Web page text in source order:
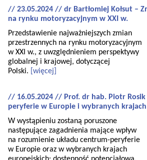
// 23.05.2024 // dr Bartłomiej Kołsut –
na rynku motoryzacyjnym w XXI w.
Przedstawienie najważniejszych zmian
przestrzennych na rynku motoryzacyjnym
w XXI w., z uwzględnieniem perspektywy
globalnej i krajowej, dotyczącej
Polski.
[więcej]
// 16.05.2024 // Prof. dr hab. Piotr Rosik
peryferie w Europie i wybranych
W wystąpieniu zostaną poruszone
następujące zagadnienia mające wpływ
na rozumienie układu centrum-peryferie
w Europie oraz w wybranych krajach